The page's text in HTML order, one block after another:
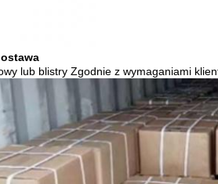
lub blistry Zgodnie z wymaganiami